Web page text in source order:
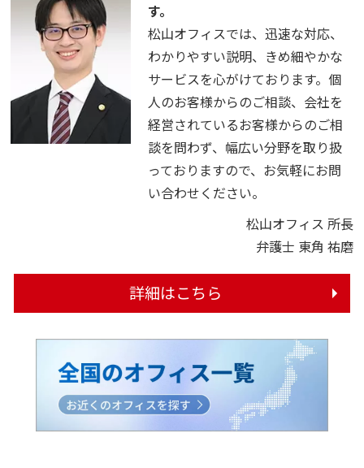
す。
松山オフィスでは、迅速な対応、
わかりやすい説明、きめ細やかな
サービスを心がけております。個
人のお客様からのご相談、会社を
経営されているお客様からのご相
談を問わず、幅広い分野を取り扱
っておりますので、お気軽にお問
い合わせください。
松山オフィス 所長
弁護士 東角 祐磨
詳細はこちら